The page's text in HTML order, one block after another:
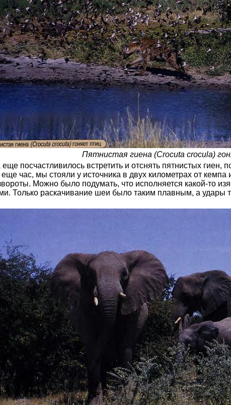
Пятнистая гиена (Crocuta crocula)
посчастливилось встретить и отснять пятнистых
еще час, мы стояли у источника в двух километрах от
Можно было подумать, что исполняется какой-то
Только раскачивание шеи было таким плавным, а удары